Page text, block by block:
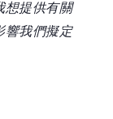
想提供有關
響我們擬定